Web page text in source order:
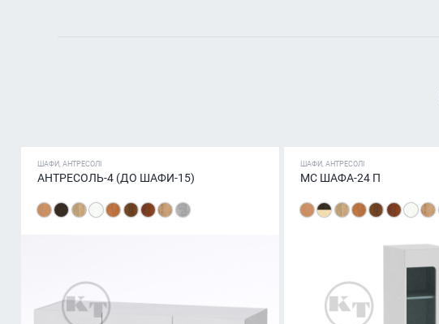
ШАФИ, АНТРЕСОЛІ
АНТРЕСОЛЬ-4 (ДО ШАФИ-15)
ШАФИ, АНТРЕСОЛІ
МС ШАФА-24 П